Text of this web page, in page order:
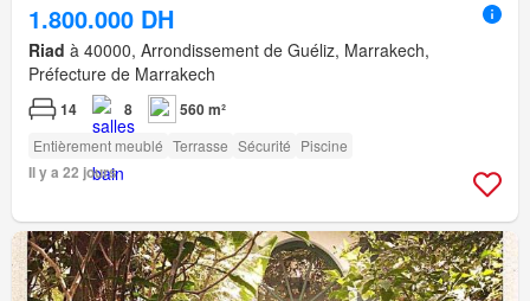
1.800.000 DH
Riad à 40000, Arrondissement de Guéliz, Marrakech,
Préfecture de Marrakech
14 8 560 m²
Entièrement meublé Terrasse Sécurité Piscine
Il y a 22 jours